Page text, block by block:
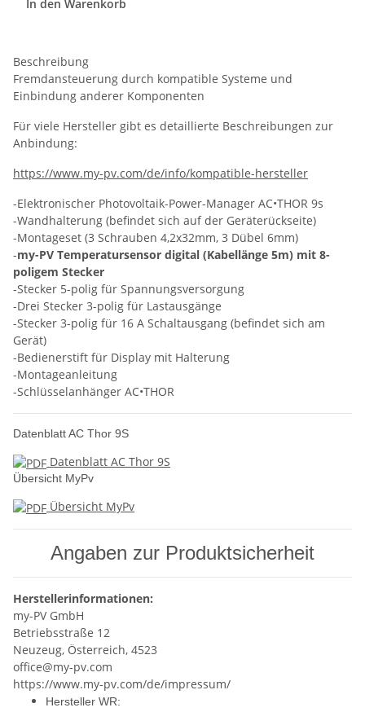
In den Warenkorb
Beschreibung
Fremdansteuerung durch kompatible Systeme und
Einbindung anderer Komponenten
Für viele Hersteller gibt es detaillierte Beschreibungen zur
Anbindung:
https://www.my-pv.com/de/info/kompatible-hersteller
-Elektronischer Photovoltaik-Power-Manager AC•THOR 9s
-Wandhalterung (befindet sich auf der Geräterückseite)
-Montageset (3 Schrauben 4,2x32mm, 3 Dübel 6mm)
-my-PV Temperatursensor digital (Kabellänge 5m) mit 8-
poligem Stecker
-Stecker 5-polig für Spannungsversorgung
-Drei Stecker 3-polig für Lastausgänge
-Stecker 3-polig für 16 A Schaltausgang (befindet sich am
Gerät)
-Bedienerstift für Display mit Halterung
-Montageanleitung
-Schlüsselanhänger AC•THOR
Datenblatt AC Thor 9S
Datenblatt AC Thor 9S
Übersicht MyPv
Übersicht MyPv
Angaben zur Produktsicherheit
Herstellerinformationen:
my-PV GmbH
Betriebsstraße 12
Neuzeug, Österreich, 4523
office@my-pv.com
https://www.my-pv.com/de/impressum/
Hersteller WR: